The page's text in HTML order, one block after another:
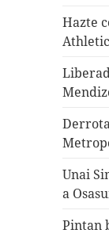
Hazte
Athletic
Unai
a
Pintan